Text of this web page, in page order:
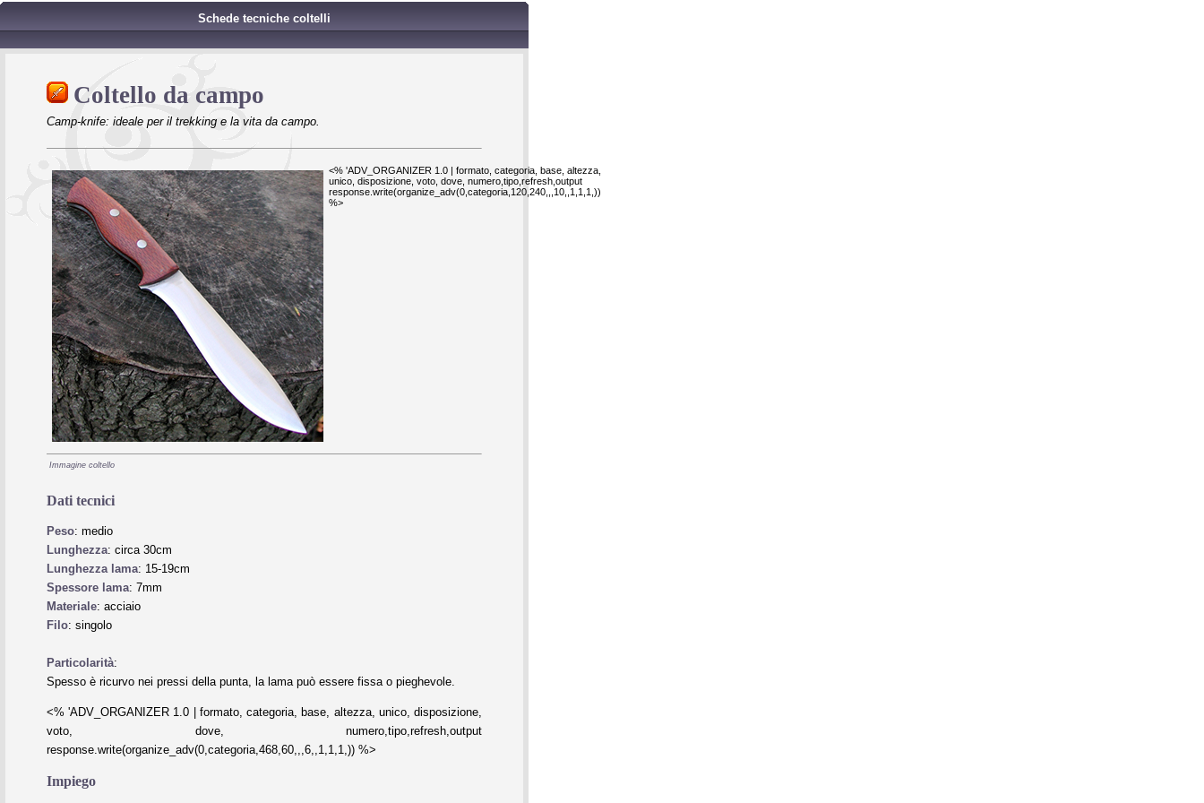
Schede tecniche coltelli
Coltello da campo
Camp-knife: ideale per il trekking e la vita da campo.
<% 'ADV_ORGANIZER 1.0 | formato, categoria, base, altezza,
unico, disposizione, voto, dove, numero,tipo,refresh,output
response.write(organize_adv(0,categoria,120,240,,,10,,1,1,1,))
%>
Immagine coltello
Dati tecnici
Peso: medio
Lunghezza: circa 30cm
Lunghezza lama: 15-19cm
Spessore lama: 7mm
Materiale: acciaio
Filo: singolo
Particolarità:
Spesso è ricurvo nei pressi della punta, la lama può essere fissa o pieghevole.
<% 'ADV_ORGANIZER 1.0 | formato, categoria, base, altezza, unico, disposizione,
voto, dove, numero,tipo,refresh,output
response.write(organize_adv(0,categoria,468,60,,,6,,1,1,1,)) %>
Impiego